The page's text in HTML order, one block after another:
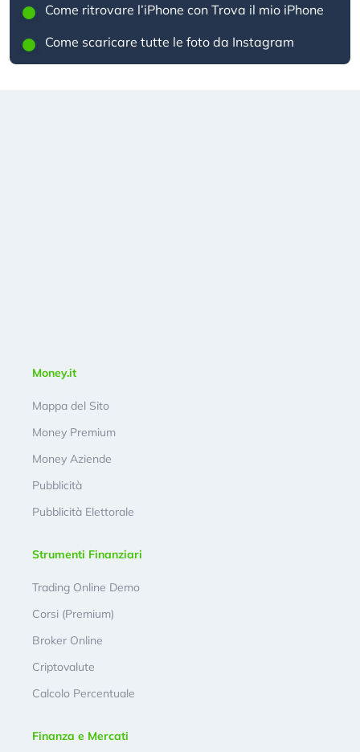
Come ritrovare l’iPhone con Trova il mio iPhone
Come scaricare tutte le foto da Instagram
Money.it
Mappa del Sito
Money Premium
Money Aziende
Pubblicità
Pubblicità Elettorale
Strumenti Finanziari
Trading Online Demo
Corsi (Premium)
Broker Online
Criptovalute
Calcolo Percentuale
Finanza e Mercati